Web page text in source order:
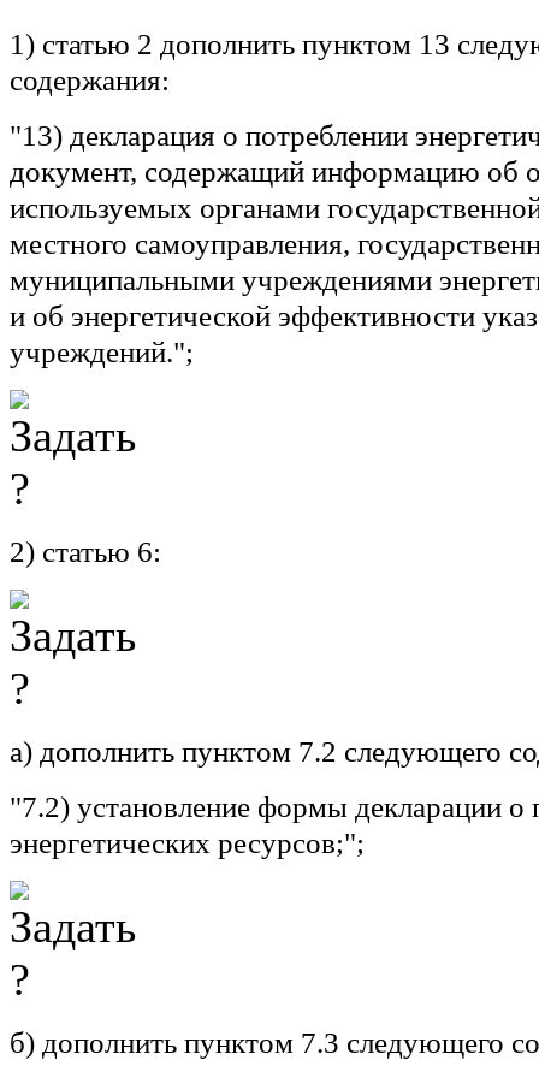
1) статью 2 дополнить пунктом 13
содержания:
"13) декларация о потреблении
документ, содержащий информацию об
используемых органами
местного самоуправления,
муниципальными учреждениями
и об энергетической эффективности
учреждений.";
2) статью 6:
а) дополнить пунктом 7.2 следующего
"7.2) установление формы декларации о
энергетических ресурсов;";
б) дополнить пунктом 7.3 следующего